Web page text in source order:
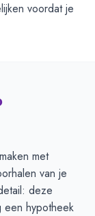
voordat je
met
van je
deze
een hypotheek